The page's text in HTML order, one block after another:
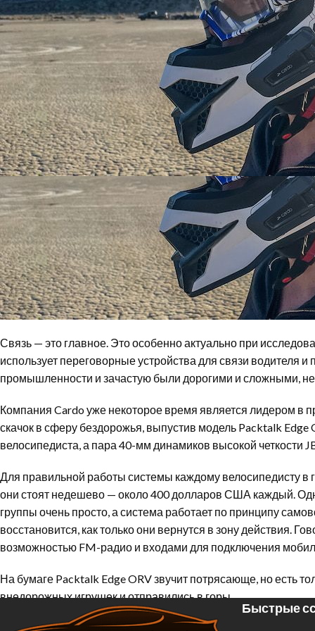
Связь — это главное. Это особенно актуально при
использует переговорные устройства для связи водителя
промышленности и зачастую были дорогими и сложными, не
Компания Cardo уже некоторое время является лидером в
скачок в сферу бездорожья, выпустив модель Packtalk
велосипедиста, а пара 40-мм динамиков высокой четкости
Для правильной работы системы каждому велосипедисту в
они стоят недешево — около 400 долларов США каждый.
группы очень просто, а система работает по принципу
восстановится, как только они вернутся в зону действия.
возможностью FM-радио и входами для подключения
На бумаге Packtalk Edge ORV звучит потрясающе, но есть
внедорожных игрушек и отправились в горы.
Быстрые